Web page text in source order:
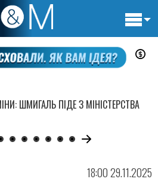
18:00 29.11.2025
ШМИГАЛЬ ПІДЕ З МІНІСТЕРСТВА